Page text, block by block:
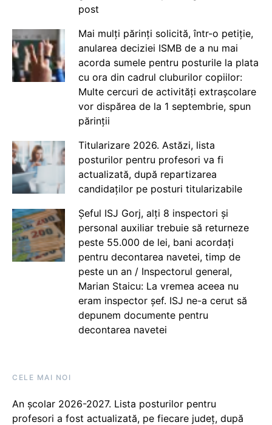
post
Mai mulți părinți solicită, într-o petiție,
anularea deciziei ISMB de a nu mai
acorda sumele pentru posturile la plata
cu ora din cadrul cluburilor copiilor:
Multe cercuri de activități extrașcolare
vor dispărea de la 1 septembrie, spun
părinții
Titularizare 2026. Astăzi, lista
posturilor pentru profesori va fi
actualizată, după repartizarea
candidaților pe posturi titularizabile
Șeful ISJ Gorj, alți 8 inspectori și
personal auxiliar trebuie să returneze
peste 55.000 de lei, bani acordați
pentru decontarea navetei, timp de
peste un an / Inspectorul general,
Marian Staicu: La vremea aceea nu
eram inspector șef. ISJ ne-a cerut să
depunem documente pentru
decontarea navetei
CELE MAI NOI
An școlar 2026-2027. Lista posturilor pentru
profesori a fost actualizată, pe fiecare județ, după